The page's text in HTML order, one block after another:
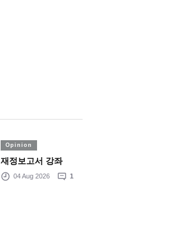
Opinion
재정보고서 강좌
04 Aug 2026 1